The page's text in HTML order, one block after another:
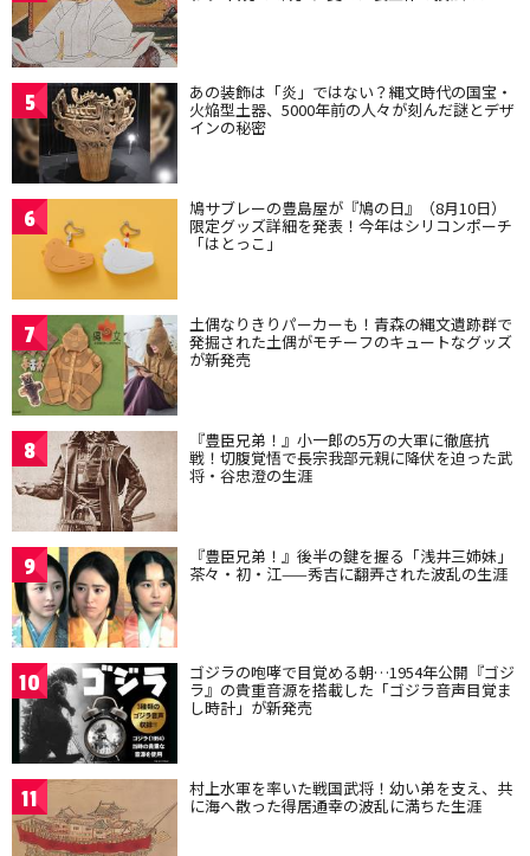
5 あの装飾は「炎」ではない？縄文時代の国宝・
火焔型土器、5000年前の人々が刻んだ謎とデザ
インの秘密
6 鳩サブレーの豊島屋が『鳩の日』（8月10日）
限定グッズ詳細を発表！今年はシリコンポーチ
「はとっこ」
7 土偶なりきりパーカーも！青森の縄文遺跡群で
発掘された土偶がモチーフのキュートなグッズ
が新発売
8 『豊臣兄弟！』小一郎の5万の大軍に徹底抗
戦！切腹覚悟で長宗我部元親に降伏を迫った武
将・谷忠澄の生涯
9 『豊臣兄弟！』後半の鍵を握る「浅井三姉妹」
茶々・初・江——秀吉に翻弄された波乱の生涯
10 ゴジラの咆哮で目覚める朝…1954年公開『ゴジ
ラ』の貴重音源を搭載した「ゴジラ音声目覚ま
し時計」が新発売
11 村上水軍を率いた戦国武将！幼い弟を支え、共
に海へ散った得居通幸の波乱に満ちた生涯